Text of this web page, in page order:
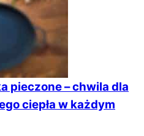
pieczone – chwila dla
ciepła w każdym